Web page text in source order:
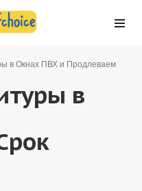
в Окнах ПВХ и Продлеваем
в